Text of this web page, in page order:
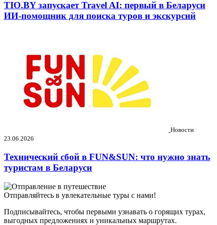
TIO.BY запускает Travel AI: первый в Беларуси
ИИ-помощник для поиска туров и экскурсий
Новости
23.06.2026
Технический сбой в FUN&SUN: что нужно знать
туристам в Беларуси
Отправляйтесь в увлекательные туры с нами!
Подписывайтесь, чтобы первыми узнавать о горящих турах,
выгодных предложениях и уникальных маршрутах.